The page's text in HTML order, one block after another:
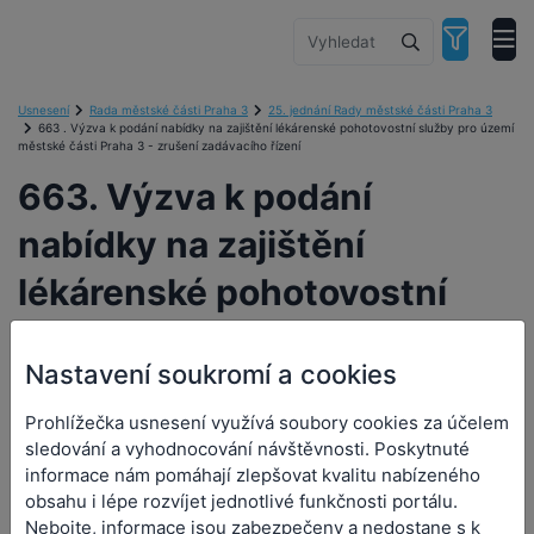
Usnesení Rada městské části Praha 3
25. jednání Rady městské části Praha 3
663 . Výzva k podání nabídky na zajištění lékárenské pohotovostní služby pro území
městské části Praha 3 - zrušení zadávacího řízení
663. Výzva k podání
nabídky na zajištění
lékárenské pohotovostní
části Praha 3 - zrušení
zadávacího řízení
Nastavení soukromí a cookies
Prohlížečka usnesení využívá soubory cookies za účelem
sledování a vyhodnocování návštěvnosti. Poskytnuté
informace nám pomáhají zlepšovat kvalitu nabízeného
obsahu i lépe rozvíjet jednotlivé funkčnosti portálu.
Nebojte, informace jsou zabezpečeny a nedostane s k